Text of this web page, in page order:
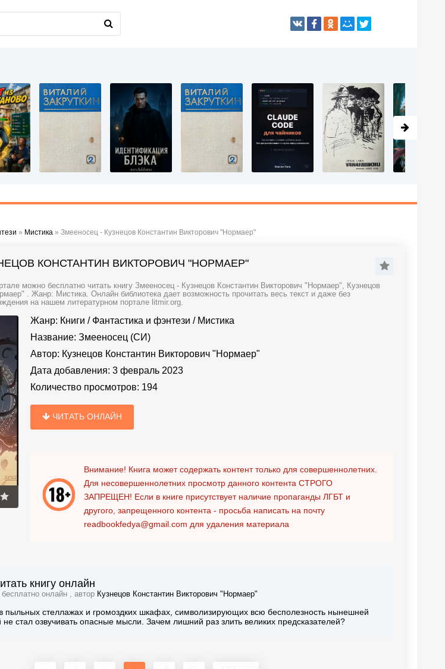
» Мистика » Змееносец - Кузнецов Константин Викторович "Нормаер"
КОНСТАНТИН ВИКТОРОВИЧ "НОРМАЕР"
можно бесплатно читать книгу Змееносец - Кузнецов Константин Викторович "Нормаер", Кузнецов
. Жанр: Мистика. Онлайн библиотека дает возможность прочитать весь текст и даже без
на нашем литературном портале litmir.org.
Жанр: Книги / Фантастика и фэнтези / Мистика
Название: Змееносец (СИ)
Автор: Кузнецов Константин Викторович "Нормаер"
Дата добавления: 3 февраль 2023
Количество просмотров: 194
ЧИТАТЬ ОНЛАЙН
Внимание! Книга может содержать контент только для совершеннолетних.
Для несовершеннолетних просмотр данного контента СТРОГО
ЗАПРЕЩЕН! Если в книге присутствует наличие пропаганды ЛГБТ и
другого, запрещенного контента - просьба написать на почту
readbookfedya@gmail.com для удаления материала
книгу онлайн
онлайн , автор Кузнецов Константин Викторович "Нормаер"
пыльных стеллажах и громоздких шкафах, символизирующих всю бесполезность нынешней
не стал озвучивать опасные мысли. Зачем лишний раз злить великих предсказателей?